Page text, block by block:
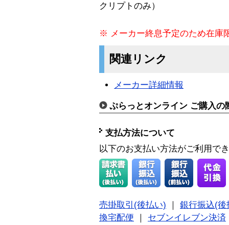
クリプトのみ）
※ メーカー終息予定のため在庫
関連リンク
メーカー詳細情報
ぷらっとオンライン ご購入の
支払方法について
以下のお支払い方法がご利用で
売掛取引(後払い)
銀行振込(後
換宅配便
セブンイレブン決済